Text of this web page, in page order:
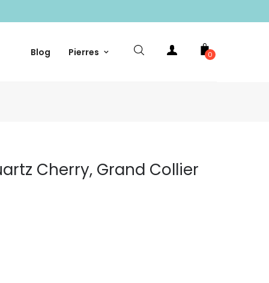
Blog Pierres 0
Cherry, Grand Collier